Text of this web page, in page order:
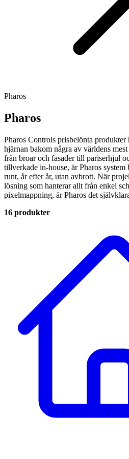
Pharos
Pharos
Pharos Controls prisbelönta
hjärnan bakom några av världens
från broar och fasader till pariserhjul
tillverkade in-house, är Pharos
runt, år efter år, utan avbrott. När
lösning som hanterar allt från enkel
pixelmappning, är Pharos det
16 produkter